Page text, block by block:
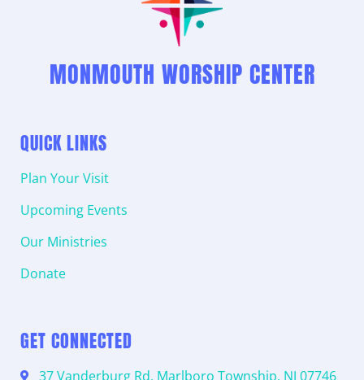
MONMOUTH WORSHIP CENTER
QUICK LINKS
Plan Your Visit
Upcoming Events
Our Ministries
Donate
GET CONNECTED
37 Vanderburg Rd, Marlboro Township, NJ 07746